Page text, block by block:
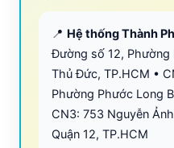
📍 Hệ thống Thành
Đường số 12, Phường
Thủ Đức, TP.HCM •
Phường Phước Long
CN3: 753 Nguyễn
Quận 12, TP.HCM